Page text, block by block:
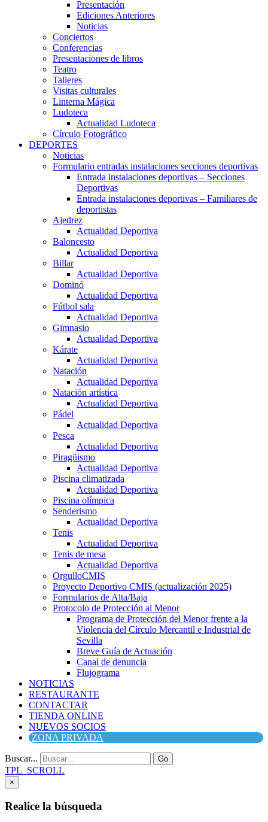
Presentación
Ediciones Anteriores
Noticias
Conciertos
Conferencias
Presentaciones de libros
Teatro
Talleres
Visitas culturales
Linterna Mágica
Ludoteca
Actualidad Ludoteca
Círculo Fotográfico
DEPORTES
Noticias
Formulario entradas instalaciones secciones deportivas
Entrada instalaciones deportivas – Secciones
Deportivas
Entrada instalaciones deportivas – Familiares de
deportistas
Ajedrez
Actualidad Deportiva
Baloncesto
Actualidad Deportiva
Billar
Actualidad Deportiva
Dominó
Actualidad Deportiva
Fútbol sala
Actualidad Deportiva
Gimnasio
Actualidad Deportiva
Kárate
Actualidad Deportiva
Natación
Actualidad Deportiva
Natación artística
Actualidad Deportiva
Pádel
Actualidad Deportiva
Pesca
Actualidad Deportiva
Piragüismo
Actualidad Deportiva
Piscina climatizada
Actualidad Deportiva
Piscina olímpica
Senderismo
Actualidad Deportiva
Tenis
Actualidad Deportiva
Tenis de mesa
Actualidad Deportiva
OrgulloCMIS
Proyecto Deportivo CMIS (actualización 2025)
Formularios de Alta/Baja
Protocolo de Protección al Menor
Programa de Protección del Menor frente a la
Violencia del Círculo Mercantil e Industrial de
Sevilla
Breve Guía de Actuación
Canal de denuncia
Flujograma
NOTICIAS
RESTAURANTE
CONTACTAR
TIENDA ONLINE
NUEVOS SOCIOS
ZONA PRIVADA
Buscar... Go
TPL_SCROLL
×
Realice la búsqueda